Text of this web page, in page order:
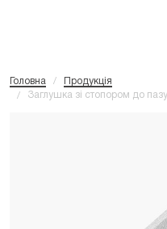
Головна /
Продукція
/
Заглушка зі стопором до